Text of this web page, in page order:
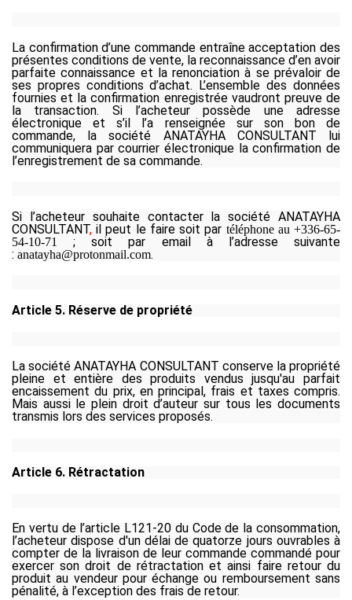
La confirmation d’une commande entraîne acceptation des
présentes conditions de vente, la reconnaissance d’en avoir
parfaite connaissance et la renonciation à se prévaloir de
ses propres conditions d’achat. L’ensemble des données
fournies et la confirmation enregistrée vaudront preuve de
la transaction. Si l’acheteur possède une adresse
électronique et s’il l’a renseignée sur son bon de
commande, la société ANATAYHA CONSULTANT lui
communiquera par courrier électronique la confirmation de
l’enregistrement de sa commande.
Si l’acheteur souhaite contacter la société ANATAYHA
CONSULTANT, il peut le faire soit par téléphone au +336-65-
54-10-71
; soit par email à l’adresse suivante
: anatayha@protonmail.com.
Article 5. Réserve de propriété
La sociétéANATAYHA CONSULTANT conserve la propriété
pleine et entière des produits vendus jusqu'au parfait
encaissement du prix, en principal, frais et taxes compris.
Mais aussi le plein droit d’auteur sur tous les documents
transmis lors des services proposés.
Article 6. Rétractation
En vertu de l’article L121-20 du Code de la consommation,
l’acheteur dispose d'un délai de quatorze jours ouvrables à
compter de la livraison de leur commande commandé pour
exercer son droit de rétractation et ainsi faire retour du
produit au vendeur pour échange ou remboursement sans
pénalité, à l’exception des frais de retour.